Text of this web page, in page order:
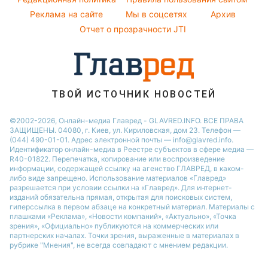
Новости Ровно
Новости Запорожья
Авто
Реклама на сайте
Мы в соцсетях
Архив
Отчет о прозрачности JTI
ТВОЙ ИСТОЧНИК НОВОСТЕЙ
©2002-2026, Онлайн-медиа Главред - GLAVRED.INFO. ВСЕ ПРАВА
ЗАЩИЩЕНЫ. 04080, г. Киев, ул. Кириловская, дом 23. Телефон —
(044) 490-01-01. Адрес электронной почты — info@glavred.info.
Идентификатор онлайн-медиа в Реестре cубъектов в сфере медиа —
R40-01822. Перепечатка, копирование или воспроизведение
информации, содержащей ссылку на агенство ГЛАВРЕД, в каком-
либо виде запрещено. Использование материалов «Главред»
разрешается при условии ссылки на «Главред». Для интернет-
изданий обязательна прямая, открытая для поисковых систем,
гиперссылка в первом абзаце на конкретный материал. Материалы с
плашками «Реклама», «Новости компаний», «Актуально», «Точка
зрения», «Официально» публикуются на коммерческих или
партнерских началах. Точки зрения, выраженные в материалах в
рубрике "Мнения", не всегда совпадают с мнением редакции.